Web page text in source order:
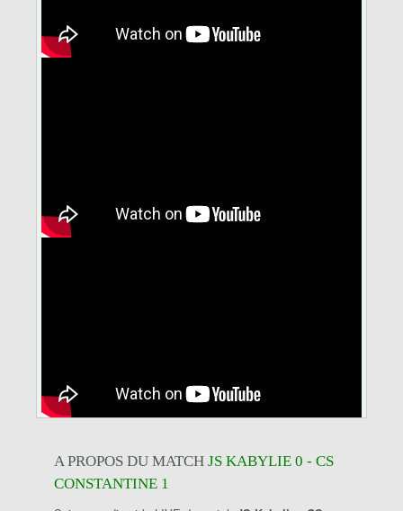
A PROPOS DU MATCH JS KABYLIE 0 - CS
CONSTANTINE 1